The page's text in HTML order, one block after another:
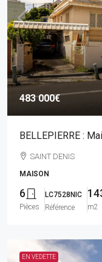
483 000€
BELLEPIERRE :
SAINT DENIS
MAISON
6
Pièces
LC7528NIC
Référence
m2
EN VEDETTE